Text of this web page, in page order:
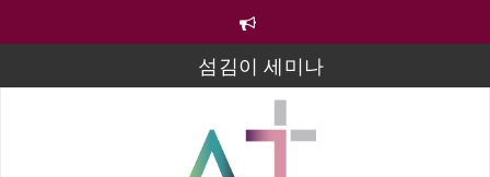
섬김이 세미나
김태희 자매 졸업연주
2023년 어린이 주일 유초등부 발표